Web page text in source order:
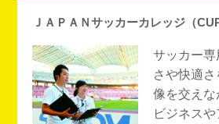
ＪＡＰＡＮサッカーカレッジ（
サッカー専
さや快適
像を交えな
ビジネス